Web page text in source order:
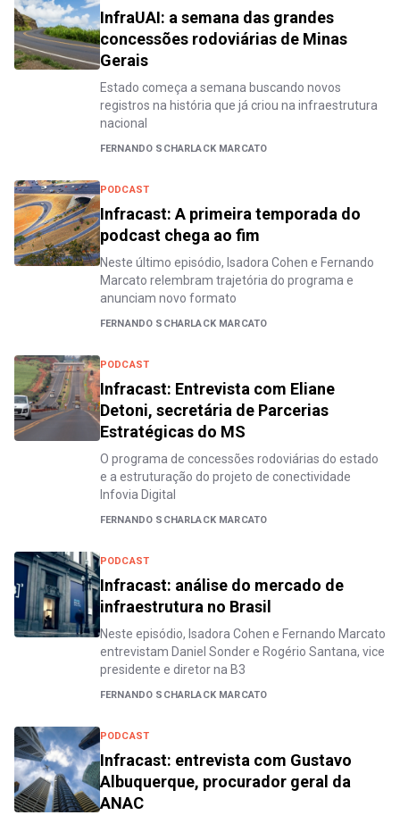
InfraUAI: a semana das grandes
concessões rodoviárias de Minas
Gerais
Estado começa a semana buscando novos
registros na história que já criou na infraestrutura
nacional
FERNANDO SCHARLACK MARCATO
PODCAST
Infracast: A primeira temporada do
podcast chega ao fim
Neste último episódio, Isadora Cohen e Fernando
Marcato relembram trajetória do programa e
anunciam novo formato
FERNANDO SCHARLACK MARCATO
PODCAST
Infracast: Entrevista com Eliane
Detoni, secretária de Parcerias
Estratégicas do MS
O programa de concessões rodoviárias do estado
e a estruturação do projeto de conectividade
Infovia Digital
FERNANDO SCHARLACK MARCATO
PODCAST
Infracast: análise do mercado de
infraestrutura no Brasil
Neste episódio, Isadora Cohen e Fernando Marcato
entrevistam Daniel Sonder e Rogério Santana, vice
presidente e diretor na B3
FERNANDO SCHARLACK MARCATO
PODCAST
Infracast: entrevista com Gustavo
Albuquerque, procurador geral da
ANAC